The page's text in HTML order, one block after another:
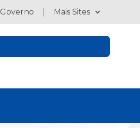
Governo Mais Sites